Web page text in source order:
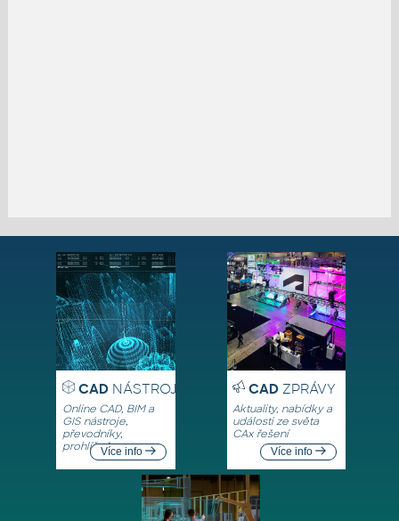
CADNÁSTROJE
Online CAD, BIM a
GIS nástroje,
převodníky,
prohlížečeVíce info
CADZPRÁVY
Aktuality, nabídky a
události ze světa
CAx řešení
Více info